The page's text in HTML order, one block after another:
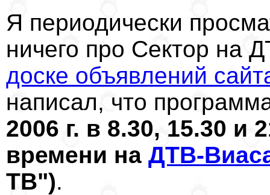
Я периодически
ничего про Сектор на
доске объявлений
написал, что
2006 г. в 8.30, 15.30 и
времени на ДТВ-
ТВ").